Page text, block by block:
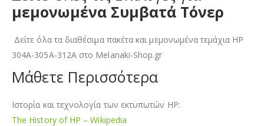
μεμονωμένα Συμβατά Τόνερ
Δείτε όλα τα διαθέσιμα πακέτα και μεμονωμένα τεμάχια HP
304A-305A-312A στο Melanaki-Shop.gr
Μάθετε Περισσότερα
Ιστορία και τεχνολογία των εκτυπωτών HP:
The History of HP – Wikipedia